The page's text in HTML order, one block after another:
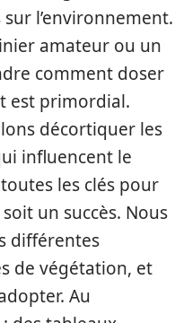
l’environnement.
amateur ou un
comment doser
est primordial.
décortiquer les
influencent le
les clés pour
un succès. Nous
différentes
de végétation, et
Au